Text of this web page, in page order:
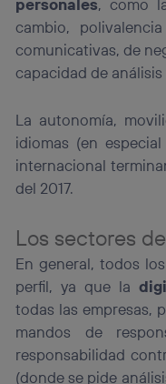
personales, como
cambio,
comunicativas, de
capacidad de
La autonomía,
idiomas (en
internacional
del 2017.
Los sectores
En general, todos
perfil, ya que la
todas las empresas,
mandos de
responsabilidad
(donde se pide